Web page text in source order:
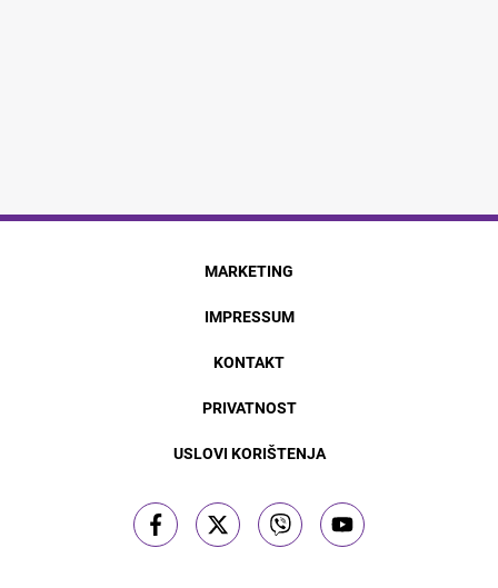
MARKETING
IMPRESSUM
KONTAKT
PRIVATNOST
USLOVI KORIŠTENJA